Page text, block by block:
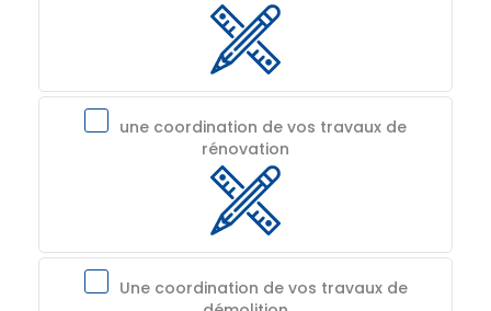
une coordination de vos travaux de
rénovation
Une coordination de vos travaux de